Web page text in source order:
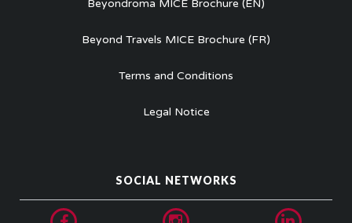
Beyondroma MICE Brochure (EN)
Beyond Travels MICE Brochure (FR)
Terms and Conditions
Legal Notice
SOCIAL NETWORKS